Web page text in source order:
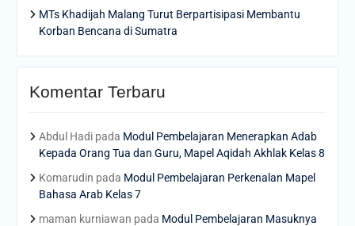
MTs Khadijah Malang Turut Berpartisipasi Membantu
Korban Bencana di Sumatra
Komentar Terbaru
Abdul Hadipada Modul Pembelajaran Menerapkan Adab
Kepada Orang Tua dan Guru, Mapel Aqidah Akhlak Kelas 8
Komarudin pada Modul Pembelajaran Perkenalan Mapel
Bahasa Arab Kelas 7
maman kurniawan pada Modul Pembelajaran Masuknya